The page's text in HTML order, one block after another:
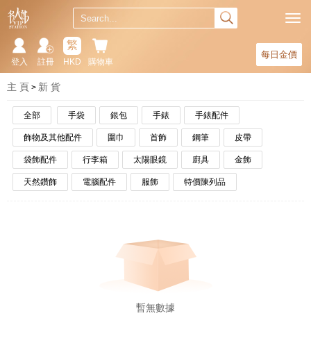
每日金價
購物車
繁
HKD
註冊
登入
主 頁 新 貨
全部 手袋 銀包 手錶 手錶配件
飾物及其他配件 圍巾 首飾 鋼筆 皮帶
袋飾配件 行李箱 太陽眼鏡 廚具 金飾
天然鑽飾 電腦配件 服飾 特價陳列品
暫無數據